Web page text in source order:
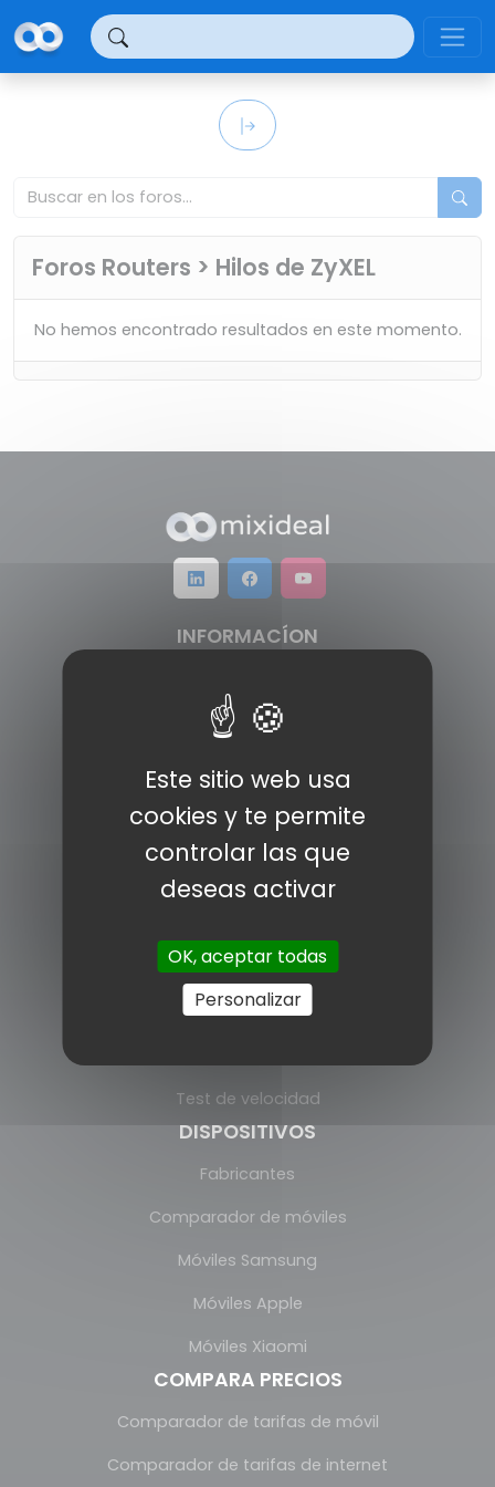
Foros Routers > Hilos de ZyXEL
No hemos encontrado resultados en este momento.
INFORMACÍON
Aviso legal
Prensa
Política de privacidad
Contacto
PRODUCTOS
Fibra
Fijo
Test de velocidad
DISPOSITIVOS
Fabricantes
Comparador de móviles
Móviles Samsung
Móviles Apple
Móviles Xiaomi
COMPARA PRECIOS
Comparador de tarifas de móvil
Comparador de tarifas de internet
Panel de gestión de cookies
Este sitio web usa
cookies y te permite
controlar las que
deseas activar
OK, aceptar todas
Personalizar